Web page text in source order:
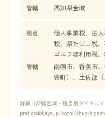
管轄 高知県全域
税目
個人事業税、法
税、県たばこ税、
ゴルフ場利用税
管轄
南国市、香美市
豊町）、土佐郡（
詳細（所轄区域・税目別ダイヤル
pref.nodokaya.jp/kochi/chuo-